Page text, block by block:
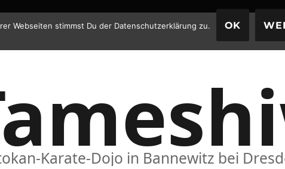
Karate-Dojo in Bannewitz bei
Webseiten stimmst Du der Datenschutzerklärung zu. OK